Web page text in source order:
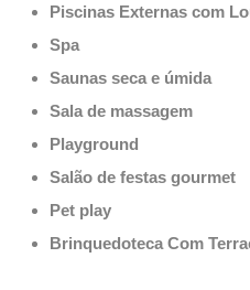
Piscinas Externas com
Spa
Saunas seca e úmida
Sala de massagem
Playground
Salão de festas gourmet
Pet play
Brinquedoteca Com